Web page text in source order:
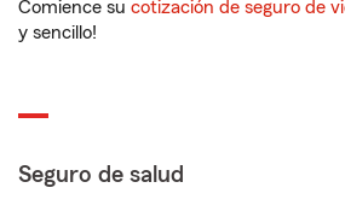
Comience su cotización de seguro de
y sencillo!
Seguro de salud